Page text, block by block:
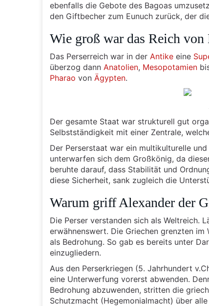
ebenfalls die Gebote des Bagoas
den Giftbecher zum Eunuch zurück, der
Wie groß war das Reich von
Das Perserreich war in der Antike eine
überzog dann Anatolien, Mesopotamien
Pharao von Ägypten.
Der gesamte Staat war strukturell gut
Selbstständigkeit mit einer Zentrale,
Der Perserstaat war ein multikulturelle
unterwarfen sich dem Großkönig, da
beruhte darauf, dass Stabilität und
diese Sicherheit, sank zugleich die
Warum griff Alexander der
Die Perser verstanden sich als Weltreich.
erwähnenswert. Die Griechen grenzten
als Bedrohung. So gab es bereits unter
einzugliedern.
Aus den Perserkriegen (5. Jahrhundert
eine Unterwerfung vorerst abwenden.
Bedrohung abzuwenden, stritten die
Schutzmacht (Hegemonialmacht) über